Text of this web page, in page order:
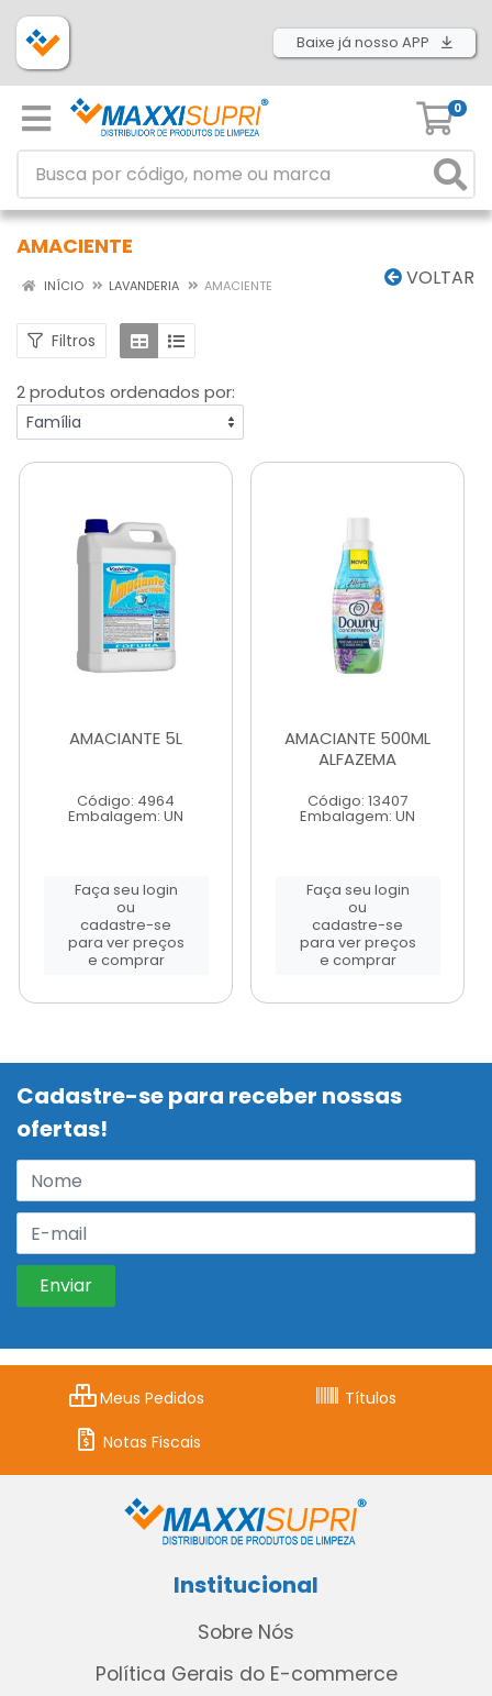
Baixe já nosso APP
0
AMACIENTE
VOLTAR
INÍCIO LAVANDERIA AMACIENTE
Filtros
2 produtos ordenados por:
AMACIANTE 5L
Código: 4964
Embalagem: UN
Faça seu login
ou
cadastre-se
para ver preços
e comprar
AMACIANTE 500ML
ALFAZEMA
Código: 13407
Embalagem: UN
Faça seu login
ou
cadastre-se
para ver preços
e comprar
Cadastre-se para receber nossas
ofertas!
Meus Pedidos
Títulos
Notas Fiscais
Institucional
Sobre Nós
Política Gerais do E-commerce